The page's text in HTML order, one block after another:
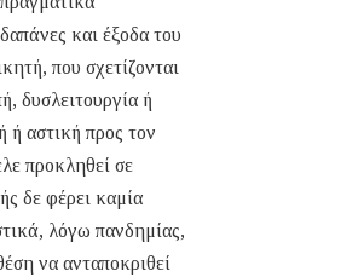
και έξοδα του
που σχετίζονται
δυσλειτουργία ή
ή αστική προς τον
προκληθεί σε
δε φέρει καμία
λόγω πανδημίας,
να ανταποκριθεί